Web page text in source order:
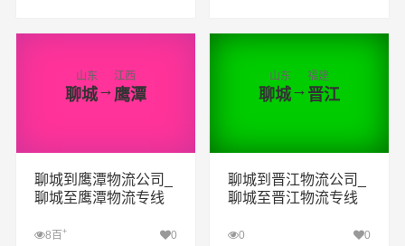
查看详细 查看详细
山东
聊城→
江西
鹰潭
聊城到鹰潭物流公司_
聊城至鹰潭物流专线
8百+ 0
山东
聊城→
福建
晋江
聊城到晋江物流公司_
聊城至晋江物流专线
0 0